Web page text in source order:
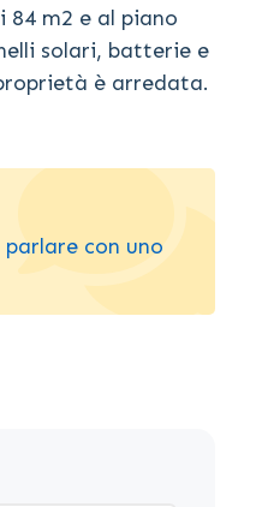
m2 e al piano
solari, batterie e
è arredata.
con uno